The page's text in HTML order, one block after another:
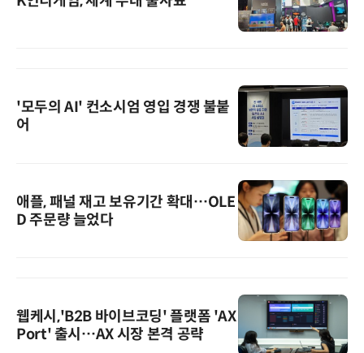
'모두의 AI' 컨소시엄 영입 경쟁 불붙
어
애플, 패널 재고 보유기간 확대…OLE
D 주문량 늘었다
웹케시,'B2B 바이브코딩' 플랫폼 'AX
Port' 출시…AX 시장 본격 공략